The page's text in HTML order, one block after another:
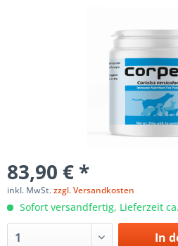
83,90 € *
inkl. MwSt.zzgl. Versandkosten
Sofort versandfertig, Lieferzeit
In